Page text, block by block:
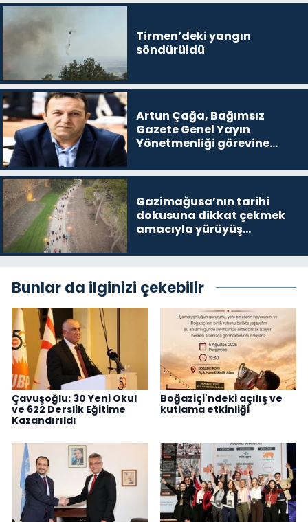
Tirmen’deki yangın
söndürüldü
Artun Çağa, Bağımsız
Gazete Genel Yayın
Yönetmenliği görevine
Gazimağusa’nın tarihi
dokusuna dikkat çekmek
amacıyla yürüyüş
Bunlar da ilginizi çekebilir
Çavuşoğlu: 30 Yeni Okul
ve 622 Derslik Eğitime
Kazandırıldı
Boğaziçi'ndeki açılış ve
kutlama etkinliği